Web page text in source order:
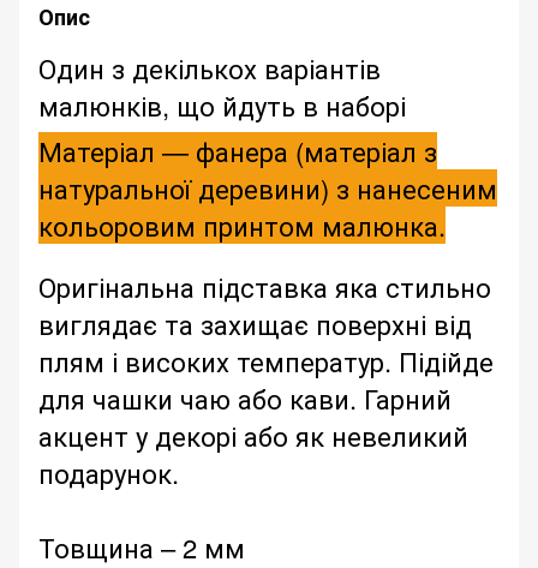
Опис
Один з декількох варіантів
малюнків, що йдуть в наборі
Матеріал — фанера (матеріал з
натуральної деревини) з нанесеним
кольоровим принтом малюнка.
Оригінальна підставка яка стильно
виглядає та захищає поверхні від
плям і високих температур. Підійде
для чашки чаю або кави. Гарний
акцент у декорі або як невеликий
подарунок.
Товщина – 2 мм